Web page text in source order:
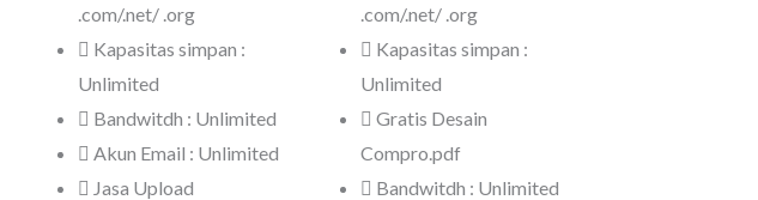
.com/.net/ .org
Kapasitas simpan :
Unlimited
Bandwitdh : Unlimited
Akun Email : Unlimited
Jasa Upload
.com/.net/ .org
Kapasitas simpan :
Unlimited
Gratis Desain
Compro.pdf
Bandwitdh : Unlimited